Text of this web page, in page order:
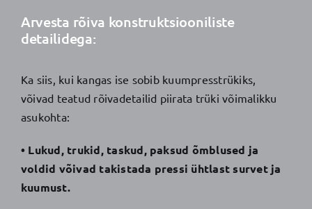
Arvesta rõiva konstruktsiooniliste
detailidega:
Ka siis, kui kangas ise sobib kuumpresstrükiks,
võivad teatud rõivadetailid piirata trüki võimalikku
asukohta:
• Lukud, trukid, taskud, paksud õmblused ja
voldid võivad takistada pressi ühtlast survet ja
kuumust.